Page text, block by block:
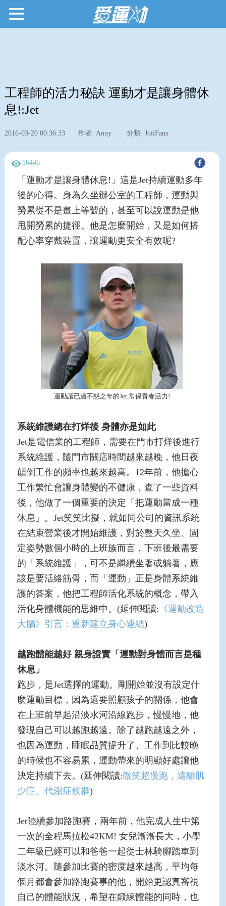
工程師的活力秘訣 運動才是讓身體休
息!:Jet
2016-03-20 00:36:33 作者: Anny 分類: JoiiFans
16446
「運動才是讓身體休息!」這是Jet持續運動多年
後的心得。身為久坐辦公室的工程師，運動與
勞累從不是畫上等號的，甚至可以說運動是他
甩開勞累的捷徑。他是怎麼開始，又是如何搭
配心率穿戴裝置，讓運動更安全有效呢?
運動讓已過不惑之年的Jet,常保青春活力!
系統維護總在打烊後 身體亦是如此
Jet是電信業的工程師，需要在門市打烊後進行
系統維護，隨門市關店時間越來越晚，他日夜
顛倒工作的頻率也越來越高。12年前，他擔心
工作繁忙會讓身體變的不健康，查了一些資料
後，他做了一個重要的決定「把運動當成一種
休息」。Jet笑笑比擬，就如同公司的資訊系統
在結束營業後才開始維護，對於整天久坐、固
定姿勢數個小時的上班族而言，下班後最需要
的「系統維護」，可不是繼續坐著或躺著，應
該是要活絡筋骨，而「運動」正是身體系統維
護的答案，他把工程師活化系統的概念，帶入
活化身體機能的思維中。(延伸閱讀: 《運動改造
大腦》引言：重新建立身心連結)
越跑體能越好 親身證實「運動對身體而言是種
休息」
跑步，是Jet選擇的運動。剛開始並沒有設定什
麼運動目標，因為還要照顧孩子的關係，他會
在上班前早起沿淡水河沿線跑步，慢慢地，他
發現自己可以越跑越遠。除了越跑越遠之外，
也因為運動，睡眠品質提升了、工作到比較晚
的時候也不容易累，運動帶來的明顯好處讓他
決定持續下去。(延伸閱讀:微笑超慢跑，遠離肌
少症、代謝症候群)
Jet陸續參加路跑賽，兩年前，他完成人生中第
一次的全程馬拉松42KM! 女兒漸漸長大，小學
二年級已經可以和爸爸一起從士林騎腳踏車到
淡水河。隨參加比賽的密度越來越高，平均每
個月都會參加路跑賽事的他，開始更認真審視
自己的體能狀況，希望在鍛練體能的同時，也